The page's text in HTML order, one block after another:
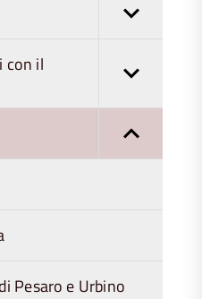
con il
Pesaro e Urbino